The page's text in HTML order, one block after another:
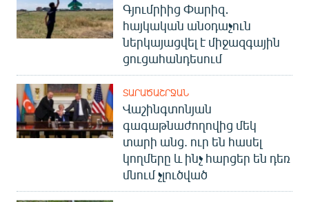
Գյումրիից Փարիզ․
հայկական անօդաչուն
ներկայացվել է միջազգային
ցուցահանդեսում
ՏԱՐԱԾԱՇՐՋԱՆ
Վաշինգտոնյան
գագաթնաժողովից մեկ
տարի անց. ուր են հասել
կողմերը և ինչ հարցեր են դեռ
մնում չլուծված